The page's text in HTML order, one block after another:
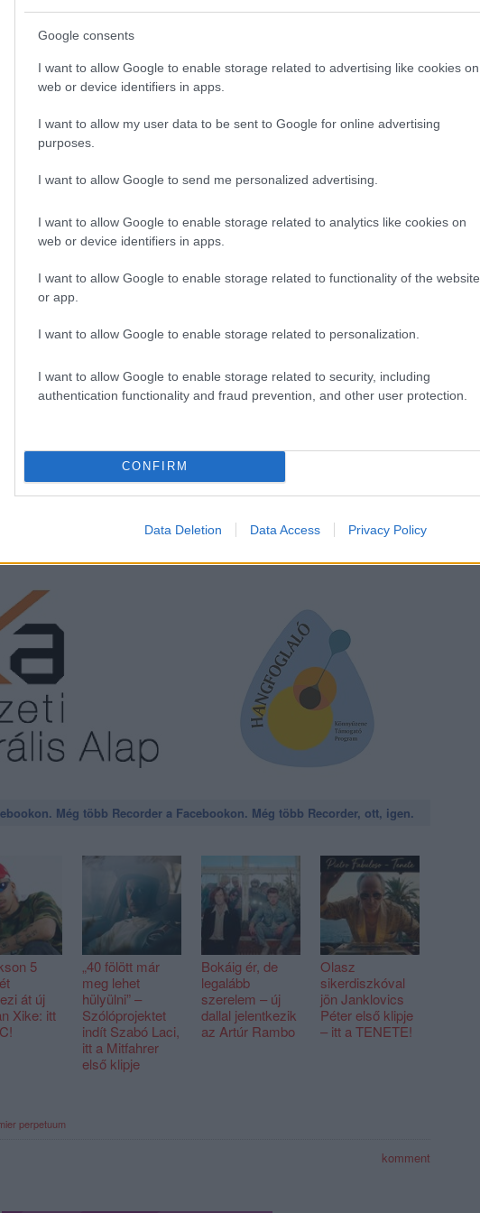
Google consents
I want to allow Google to enable storage related to advertising like cookies on
web or device identifiers in apps.
I want to allow my user data to be sent to Google for online advertising
purposes.
I want to allow Google to send me personalized advertising.
I want to allow Google to enable storage related to analytics like cookies on
web or device identifiers in apps.
I want to allow Google to enable storage related to functionality of the website
or app.
I want to allow Google to enable storage related to personalization.
I want to allow Google to enable storage related to security, including
authentication functionality and fraud prevention, and other user protection.
CONFIRM
Data Deletion Data Access Privacy Policy
Laureate World-Jazz Verseny nyerteseként bemutatkozhatott Hollandiában is,
visszatérnek egy újabb turné erejéig. Emellett dolgoznak egy új kislemezen, és
Legközelebb október 28-án, Budapesten, a Király utcai K11-ben lehet
Hangfoglaló Program keretében a Nemzeti Kulturális
Még több Recorder a Facebookon. Még több Recorder, ott, igen.
5
át új
Xike: itt
„40 fölött már
meg lehet
hülyülni” –
Szólóprojektet
indít Szabó Laci,
itt a Mitfahrer
első klipje
Bokáig ér, de
legalább
szerelem – új
dallal jelentkezik
az Artúr Rambo
Olasz
sikerdiszkóval
jön Janklovics
Péter első klipje
– itt a TENETE!
perpetuum
komment